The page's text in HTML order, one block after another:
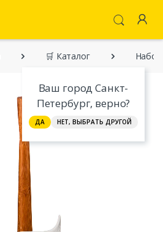
Ваш город Санкт-
Петербург, верно?
ДА НЕТ, ВЫБРАТЬ ДРУГОЙ
🛒 Каталог Набор